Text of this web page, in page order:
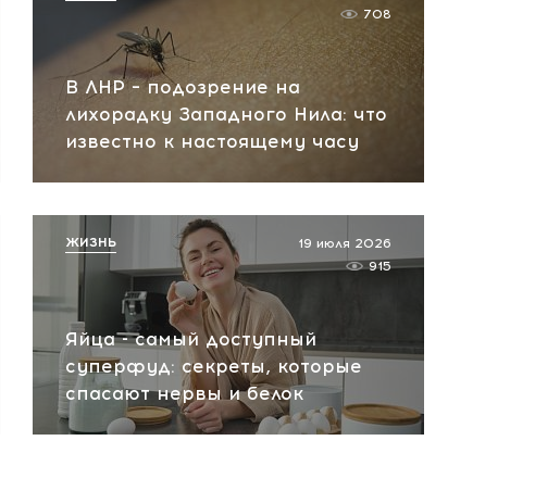
В ЛНР – подозрение на
лихорадку Западного Нила: что
известно к настоящему часу
708
Яйца - самый доступный
суперфуд: секреты, которые
спасают нервы и белок
19 июля 2026
915
ЖИЗНЬ